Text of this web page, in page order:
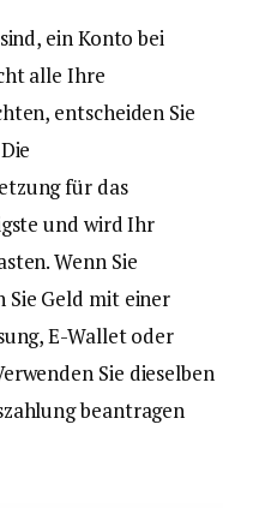
ein Konto bei
alle Ihre
entscheiden Sie
für das
und wird Ihr
Wenn Sie
Geld mit einer
E-Wallet oder
Sie dieselben
beantragen